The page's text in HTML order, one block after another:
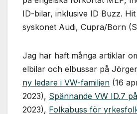
ID-bilar, inklusive ID Buzz.
syskonet Audi, Cupra/Born
Jag har haft många artiklar
elbilar och elbussar på
ny ledare i VW-familjen (16
2023), Spännande VW ID.7
2023), Folkabuss för